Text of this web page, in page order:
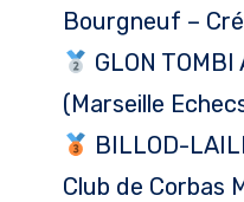
Bourgneuf –
GLON
(Marseille
BILLOD-
Club de Corbas